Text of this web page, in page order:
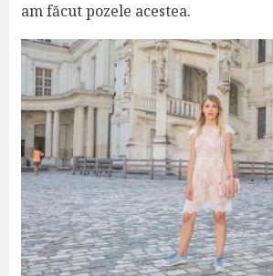
am făcut pozele acestea.